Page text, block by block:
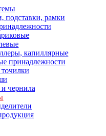
подставки, рамки
капиллярные
принадлежности
чернила